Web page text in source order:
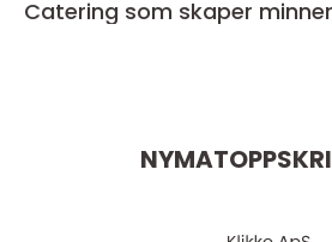
Catering som skaper